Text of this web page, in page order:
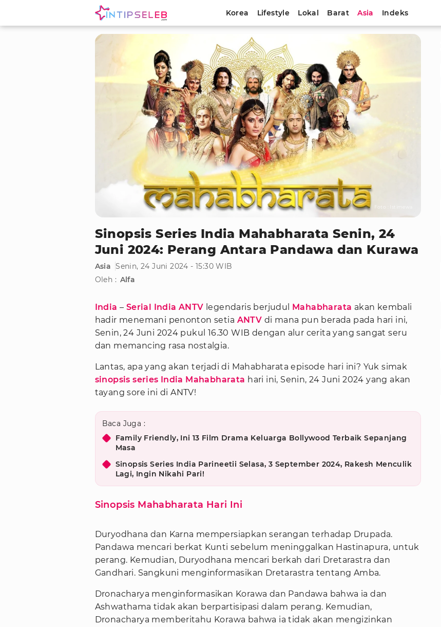
Korea Lifestyle Lokal Barat Asia Indeks
Foto : Istimewa
Sinopsis Series India Mahabharata Senin, 24
Juni 2024: Perang Antara Pandawa dan Kurawa
Asia Senin, 24 Juni 2024 - 15:30 WIB
Oleh : Alfa
India – Serial India ANTV legendaris berjudul Mahabharata akan kembali
hadir menemani penonton setia ANTV di mana pun berada pada hari ini,
Senin, 24 Juni 2024 pukul 16.30 WIB dengan alur cerita yang sangat seru
dan memancing rasa nostalgia.
Lantas, apa yang akan terjadi di Mahabharata episode hari ini? Yuk simak
sinopsis series India Mahabharata hari ini, Senin, 24 Juni 2024 yang akan
tayang sore ini di ANTV!
Baca Juga :
Family Friendly, Ini 13 Film Drama Keluarga Bollywood Terbaik Sepanjang
Masa
Sinopsis Series India Parineetii Selasa, 3 September 2024, Rakesh Menculik
Lagi, Ingin Nikahi Pari!
Sinopsis Mahabharata Hari Ini
Duryodhana dan Karna mempersiapkan serangan terhadap Drupada.
Pandawa mencari berkat Kunti sebelum meninggalkan Hastinapura, untuk
perang. Kemudian, Duryodhana mencari berkah dari Dretarastra dan
Gandhari. Sangkuni menginformasikan Dretarastra tentang Amba.
Dronacharya menginformasikan Korawa dan Pandawa bahwa ia dan
Ashwathama tidak akan berpartisipasi dalam perang. Kemudian,
Dronacharya memberitahu Korawa bahwa ia tidak akan mengizinkan